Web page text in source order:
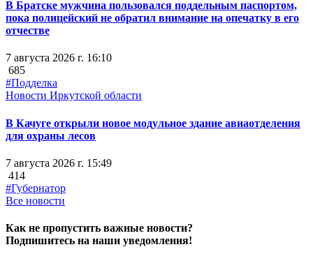
В Братске мужчина пользовался поддельным паспортом,
пока полицейский не обратил внимание на опечатку в его
отчестве
7 августа 2026 г. 16:10
685
#Подделка
Новости Иркутской области
В Качуге открыли новое модульное здание авиаотделения
для охраны лесов
7 августа 2026 г. 15:49
414
#Губернатор
Все новости
Как не пропустить важные новости?
Подпишитесь на наши уведомления!